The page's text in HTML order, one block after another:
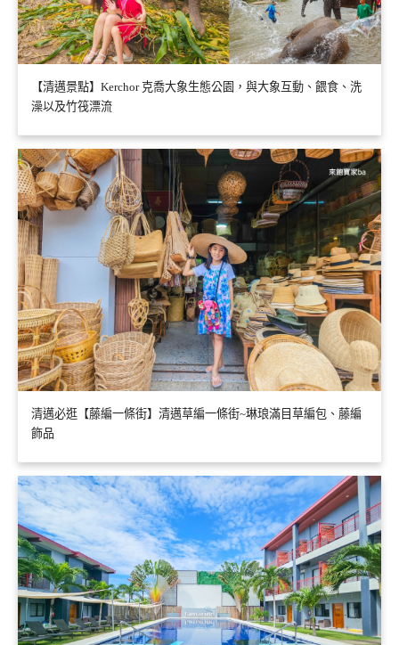
【清邁景點】Kerchor 克喬大象生態公園，與大象互動、餵食、洗
澡以及竹筏漂流
清邁必逛【藤編一條街】清邁草編一條街~琳琅滿目草編包、藤編
飾品